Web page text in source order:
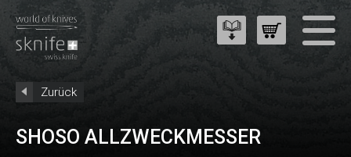
Zurück
SHOSO ALLZWECKMESSER